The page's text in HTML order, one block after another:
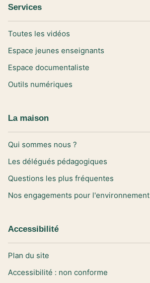
Services
Toutes les vidéos
Espace jeunes enseignants
Espace documentaliste
Outils numériques
La maison
Qui sommes nous ?
Les délégués pédagogiques
Questions les plus fréquentes
Nos engagements pour l'environnement
Accessibilité
Plan du site
Accessibilité : non conforme